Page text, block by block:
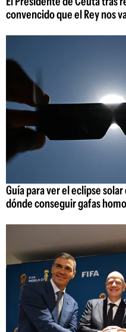
convencido que el Rey nos
Guía para ver el eclipse
dónde conseguir gafas